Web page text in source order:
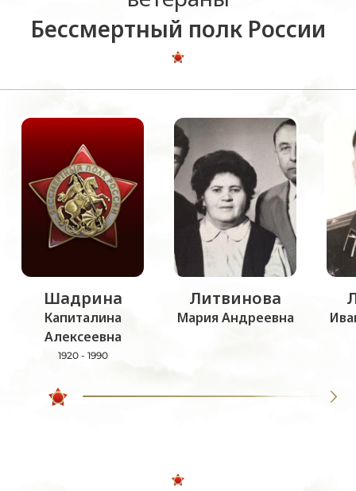
Бессмертный полк России
Шадрина
Капиталина
Алексеевна
1920 - 1990
Литвинова
Мария Андреевна